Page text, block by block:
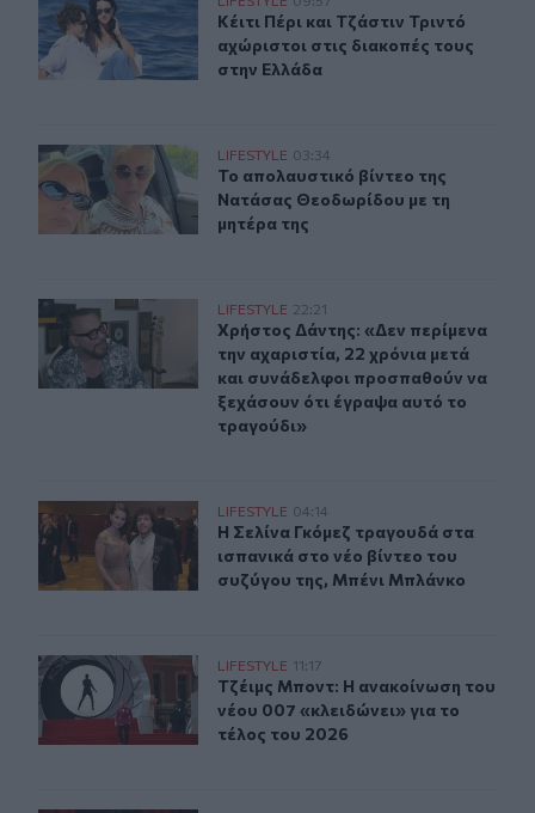
Κέιτι Πέρι και Τζάστιν Τριντό
Κέιτι Πέρι και Τζάστιν Τριντό
αχώριστοι στις διακοπές τους
στην Ελλάδα
Το απολαυστικό βίντεο της Νατάσας Θεοδωρίδου με τη
LIFESTYLE 03:34
Το απολαυστικό βίντεο της
Το απολαυστικό βίντεο της
Νατάσας Θεοδωρίδου με τη
μητέρα της
Χρήστος Δάντης: «Δεν περίμενα την αχαριστία, 22
LIFESTYLE 22:21
Χρήστος Δάντης: «Δεν περίμενα
Χρήστος Δάντης: «Δεν περίμενα
την αχαριστία, 22 χρόνια μετά
και συνάδελφοι προσπαθούν να
ξεχάσουν ότι έγραψα αυτό το
τραγούδι»
Η Σελίνα Γκόμεζ συμμετέχει στο μουσικό βίντεο
LIFESTYLE 04:14
Η Σελίνα Γκόμεζ τραγουδά στα
Η Σελίνα Γκόμεζ τραγουδά στα
ισπανικά στο νέο βίντεο του
συζύγου της, Μπένι Μπλάνκο
Τζέιμς Μποντ: Η ανακοίνωση του νέου 007 «κλειδώνει»
LIFESTYLE 11:17
Τζέιμς Μποντ: Η ανακοίνωση του
Τζέιμς Μποντ: Η ανακοίνωση του
νέου 007 «κλειδώνει» για το
τέλος του 2026